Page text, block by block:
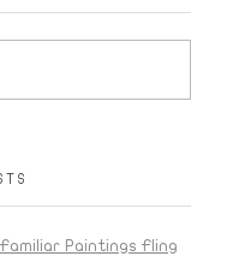
Paintings Fling